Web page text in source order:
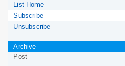
List Home
Subscribe
Unsubscribe
Archive
Post